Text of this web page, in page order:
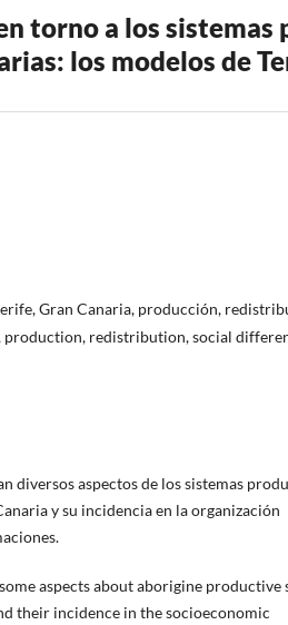
torno a los sistemas
los modelos de
Gran Canaria, producción,
production, redistribution, social
diversos aspectos de los sistemas
y su incidencia en la organización
aspects about aborigine productive
their incidence in the socioeconomic